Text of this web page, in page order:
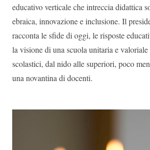
educativo verticale che intreccia didattica
ebraica, innovazione e inclusione. Il
racconta le sfide di oggi, le risposte
la visione di una scuola unitaria e
scolastici, dal nido alle superiori, poco
una novantina di docenti.